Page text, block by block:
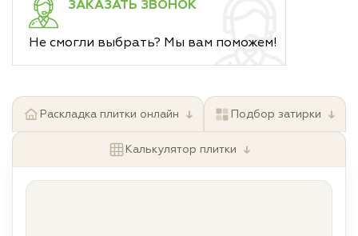
ЗАКАЗАТЬ ЗВОНОК
Не смогли выбрать? Мы вам поможем!
Раскладка плитки онлайн ↓ Подбор затирки ↓
Калькулятор плитки ↓